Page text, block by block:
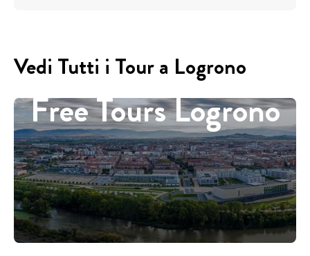
Vedi Tutti i Tour a Logrono
Free Tours Logrono